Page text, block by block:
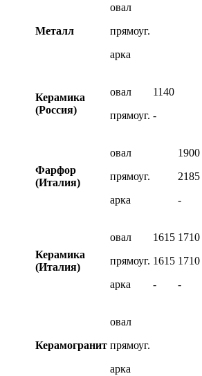
Металл
овал
прямоуг.
арка
Керамика
(Россия)
овал
прямоуг.
1140
-
Фарфор
(Италия)
овал
прямоуг.
арка
1900
2185
-
Керамика
(Италия)
овал
прямоуг.
арка
1615
1615
-
1710
1710
-
Керамогранит
овал
прямоуг.
арка